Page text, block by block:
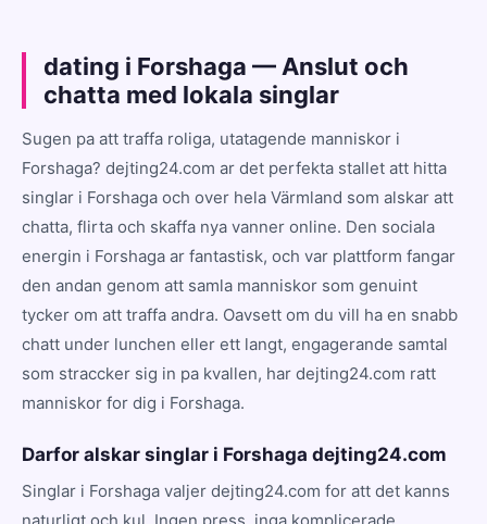
dating i Forshaga — Anslut och
chatta med lokala singlar
Sugen pa att traffa roliga, utatagende manniskor i
Forshaga? dejting24.com ar det perfekta stallet att hitta
singlar i Forshaga och over hela Värmland som alskar att
chatta, flirta och skaffa nya vanner online. Den sociala
energin i Forshaga ar fantastisk, och var plattform fangar
den andan genom att samla manniskor som genuint
tycker om att traffa andra. Oavsett om du vill ha en snabb
chatt under lunchen eller ett langt, engagerande samtal
som straccker sig in pa kvallen, har dejting24.com ratt
manniskor for dig i Forshaga.
Darfor alskar singlar i Forshaga dejting24.com
Singlar i Forshaga valjer dejting24.com for att det kanns